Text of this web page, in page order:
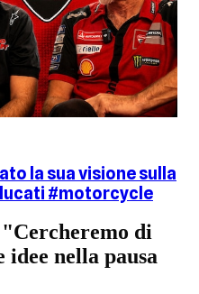
la sua visione sulla
#motorcycle
di
idee nella pausa